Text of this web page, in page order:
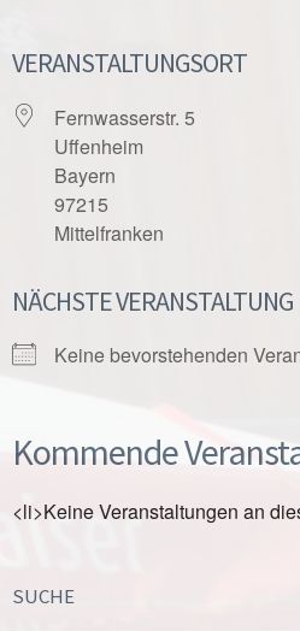
VERANSTALTUNGSORT
Fernwasserstr. 5
Uffenheim
Bayern
97215
Mittelfranken
NÄCHSTE VERANSTALTUNG
Keine bevorstehenden
Kommende
<li>Keine Veranstaltungen an
SUCHE